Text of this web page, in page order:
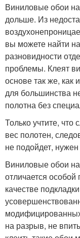
Виниловые обои
дольше. Из
вы можете найти
разновидности
проблемы. Клеят
основе так же,
для большинства
полотна без
Только учтите, что
вес полотен,
не подойдет,
Виниловые обои
отличается
качестве
на разрыв, не